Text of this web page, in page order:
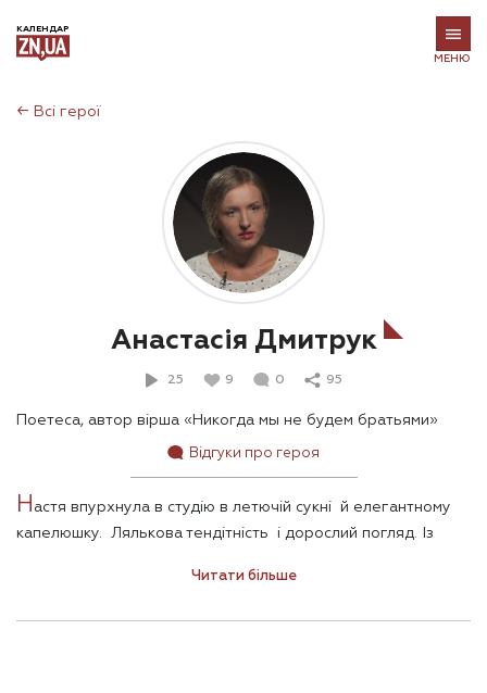
КАЛЕНДАР
МЕНЮ
← Всі герої
Анастасія Дмитрук
25 9 0 95
Поетеса, автор вірша «Никогда мы не будем братьями»
Відгуки про героя
Н астя впурхнула в студію в летючій сукні й елегантному
капелюшку. Лялькова тендітність і дорослий погляд. Із
поглянути прямо в очі ворогу і зробити свою заяву:
вирішила спостерігати.
Читати більше